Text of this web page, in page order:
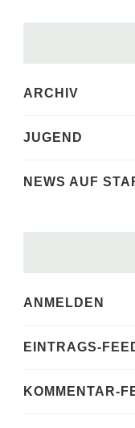
ARCHIV
JUGEND
NEWS AUF
ANMELDEN
EINTRAGS-
KOMMENTAR-